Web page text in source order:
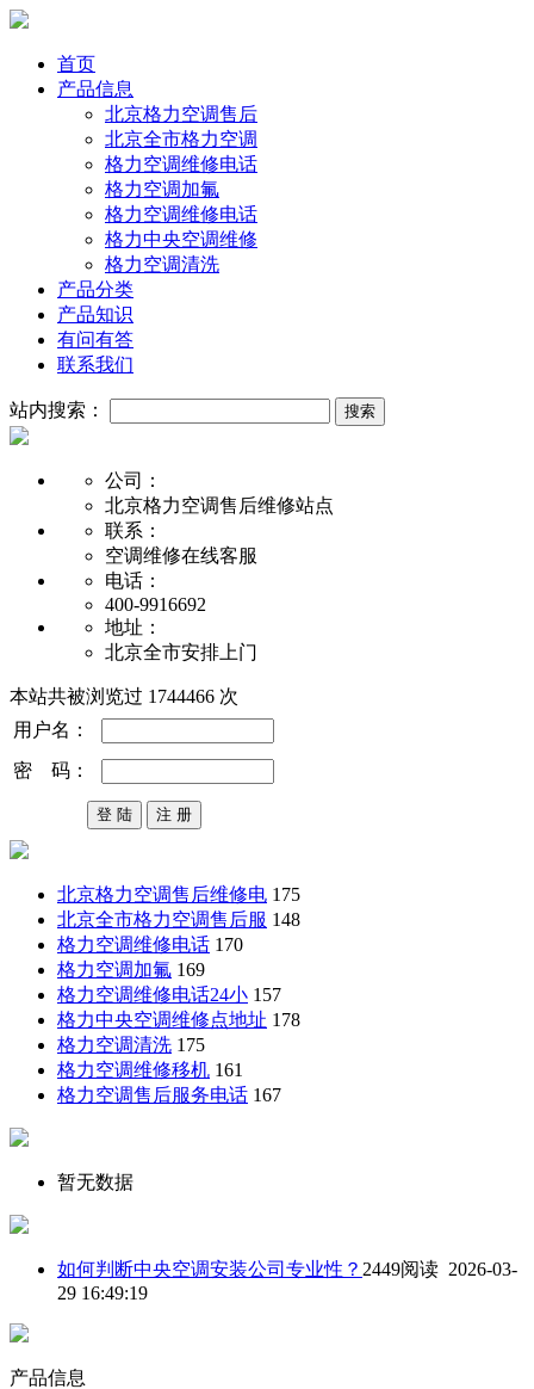
首页
产品信息
北京格力空调售后
北京全市格力空调
格力空调维修电话
格力空调加氟
格力空调维修电话
格力中央空调维修
格力空调清洗
产品分类
产品知识
有问有答
联系我们
站内搜索：
公司：
北京格力空调售后维修站点
联系：
空调维修在线客服
电话：
400-9916692
地址：
北京全市安排上门
本站共被浏览过 1744466 次
用户名：
密 码：
北京格力空调售后维修电 175
北京全市格力空调售后服 148
格力空调维修电话 170
格力空调加氟 169
格力空调维修电话24小 157
格力中央空调维修点地址 178
格力空调清洗 175
格力空调维修移机 161
格力空调售后服务电话 167
暂无数据
如何判断中央空调安装公司专业性？ 2449阅读 2026-03-
29 16:49:19
产品信息